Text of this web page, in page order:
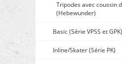
Tripodes avec coussin
(Hebewunder)
Basic (Série VPSS et GPK)
Inline/Skater (Série PK)